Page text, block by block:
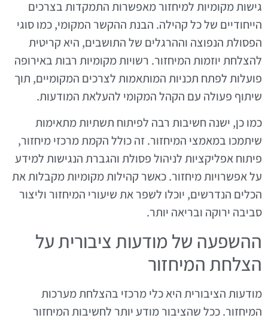
גישות מקומיות למיחזור מאפשרות התמקדות בצרכים
הייחודיים של כל קהילה. הבנת ההקשר המקומי, כמו סוגי
הפסולת הנפוצה וההרגלים של התושבים, היא קריטית
להצלחת יוזמות המיחזור. רשויות מקומיות רבות באירופה
פועלות לפתח תכניות המותאמות לצרכים המקומיים, תוך
שיתוף פעולה עם הקהל המקומי להעלאת המודעות.
כמו כן, ישנה חשיבות רבה לפיתוח תשתיות מתאימות
שיתמכו במאמצי המיחזור. זה כולל הקמת מרכזי מיחזור,
פיתוח אפליקציות לניהול פסולת והגברת הנגישות למידע
על אפשרויות מיחזור. כאשר קהילות מקומיות מקבלות את
הכלים הנדרשים, יוכלו לשפר את שיעורי המיחזור וליצור
סביבה ירוקה ובריאה יותר.
ההשפעה של מודעות ציבורית על
הצלחת המיחזור
מודעות הציבורית היא כלי מרכזי בהצלחת מערכות
המיחזור. ככל שהציבור מודע יותר לחשיבות המיחזור